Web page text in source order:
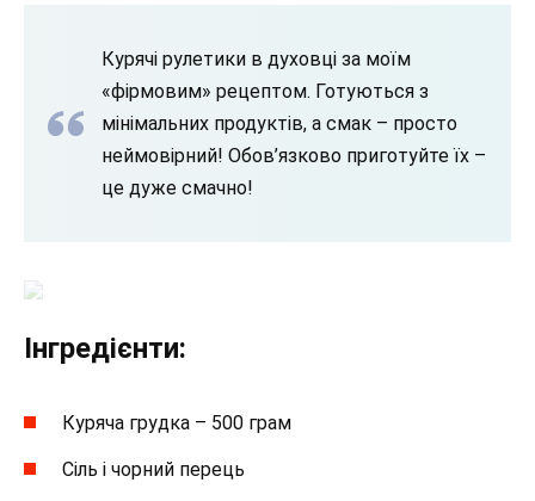
Курячі рулетики в духовці за моїм
«фірмовим» рецептом. Готуються з
мінімальних продуктів, а смак – просто
неймовірний! Обов’язково приготуйте їх –
це дуже смачно!
Інгредієнти:
Куряча грудка – 500 грам
Сіль і чорний перець